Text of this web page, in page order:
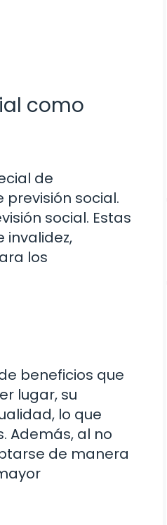
como
de
social.
social. Estas
los
beneficios que
lugar, su
lo que
Además, al no
de manera